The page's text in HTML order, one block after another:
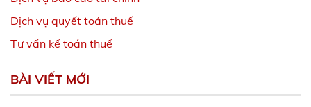
Dịch vụ quyết toán thuế
Tư vấn kế toán thuế
BÀI VIẾT MỚI